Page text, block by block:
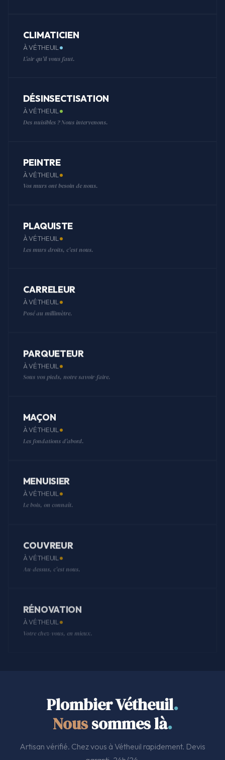
CLIMATICIEN
À VÉTHEUIL
L'air qu'il vous faut.
DÉSINSECTISATION
À VÉTHEUIL
Des nuisibles ? Nous intervenons.
PEINTRE
À VÉTHEUIL
Vos murs ont besoin de nous.
PLAQUISTE
À VÉTHEUIL
Les murs droits, c'est nous.
CARRELEUR
À VÉTHEUIL
Posé au millimètre.
PARQUETEUR
À VÉTHEUIL
Sous vos pieds, notre savoir-faire.
MAÇON
À VÉTHEUIL
Les fondations d'abord.
MENUISIER
À VÉTHEUIL
Le bois, on connaît.
COUVREUR
À VÉTHEUIL
Au-dessus, c'est nous.
RÉNOVATION
À VÉTHEUIL
Votre chez-vous, en mieux.
Plombier Vétheuil.
Noussommes là.
Artisan vérifié. Chez vous à Vétheuil rapidement. Devis